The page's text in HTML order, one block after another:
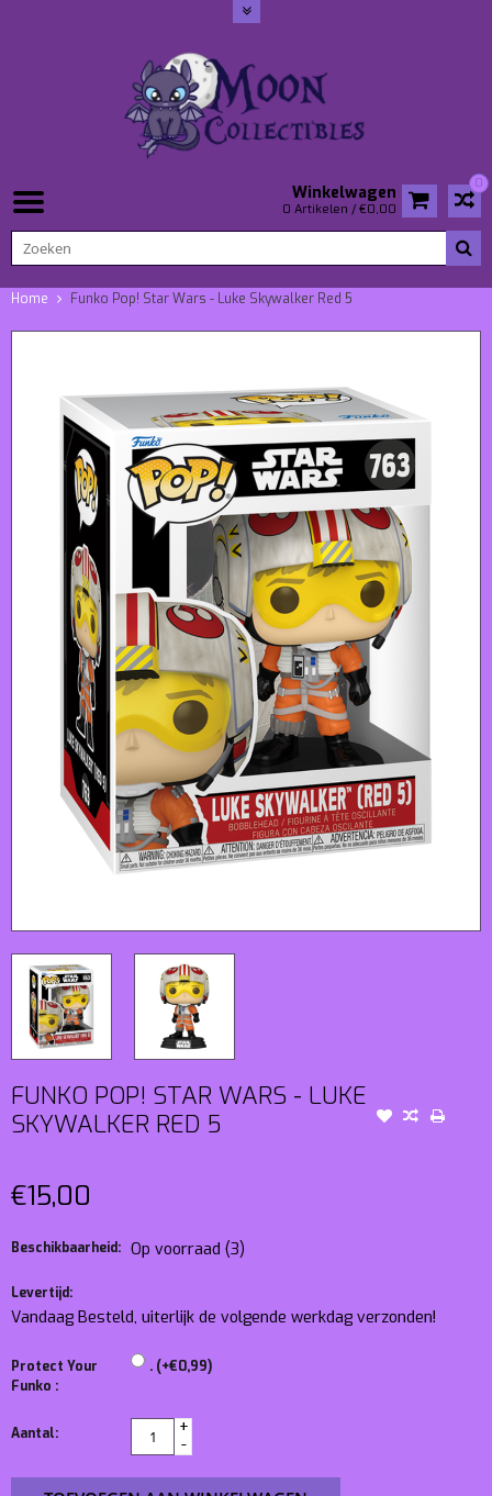
0
Winkelwagen
0 Artikelen / €0,00
Home Funko Pop! Star Wars - Luke Skywalker Red 5
FUNKO POP! STAR WARS - LUKE
SKYWALKER RED 5
€15,00
Beschikbaarheid: Op voorraad (3)
Levertijd:
Vandaag Besteld, uiterlijk de volgende werkdag verzonden!
Protect Your
Funko :
. (+€0,99)
Aantal:
+
-